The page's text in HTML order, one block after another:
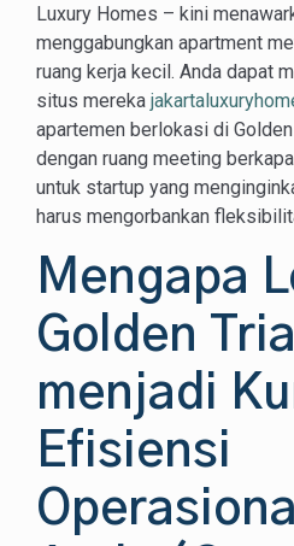
Luxury Homes – kini
menggabungkan apartment
ruang kerja kecil. Anda dapat
situs mereka
apartemen berlokasi di
dengan ruang meeting
untuk startup yang
harus mengorbankan
Mengapa
Golden
menjadi
Efisiensi